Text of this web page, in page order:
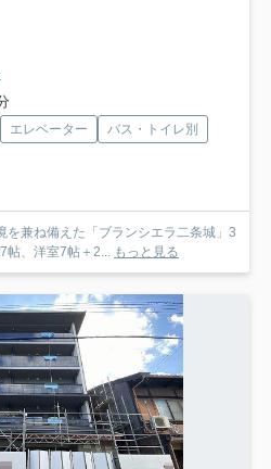
エレベーター
バス・トイレ別
を兼ね備えた「ブランシエラ二条城」3
帖、洋室7帖＋2... もっと見る